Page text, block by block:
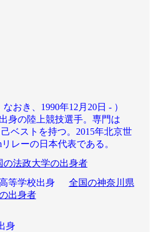
おき、1990年12月20日 - ）
身の陸上競技選手。専門は
ベストを持つ。2015年北京世
レーの日本代表である。
の法政大学の出身者
高等学校出身 全国の神奈川県
出身者
身